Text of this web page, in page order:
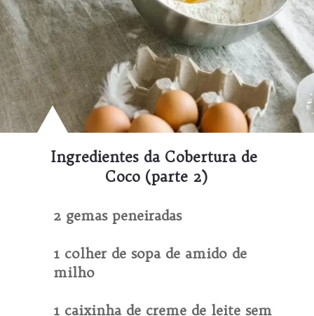
Ingredientes da Cobertura de
Coco (parte 2)
2 gemas peneiradas
1 colher de sopa de amido de
milho
1 caixinha de creme de leite sem